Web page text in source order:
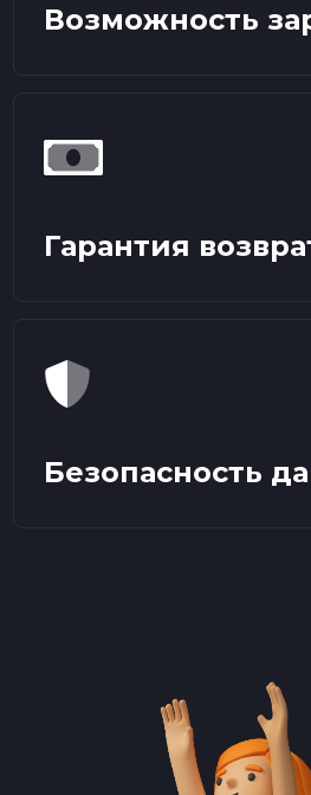
Возможность
Гарантия
Безопасность